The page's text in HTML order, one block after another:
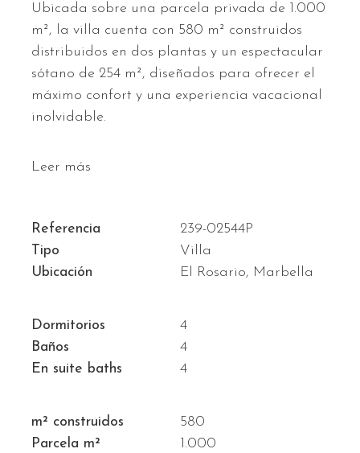
Ubicada sobre una parcela privada de 1.000
m², la villa cuenta con 580 m² construidos
distribuidos en dos plantas y un espectacular
sótano de 254 m², diseñados para ofrecer el
máximo confort y una experiencia vacacional
inolvidable.
Leer más
Referencia
239-02544P
Tipo
Villa
Ubicación
El Rosario, Marbella
Dormitorios
4
Baños
4
En suite baths
4
m² construidos
580
Parcela m²
1.000